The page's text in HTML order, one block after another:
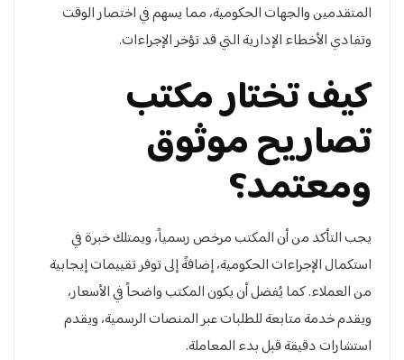
المتقدمين والجهات الحكومية، مما يسهم في اختصار الوقت
وتفادي الأخطاء الإدارية التي قد تؤخر الإجراءات.
كيف تختار مكتب
تصاريح موثوق
ومعتمد؟
يجب التأكد من أن المكتب مرخص رسمياً، ويمتلك خبرة في
استكمال الإجراءات الحكومية، إضافةً إلى توفر تقييمات إيجابية
من العملاء. كما يُفضل أن يكون المكتب واضحاً في الأسعار،
ويقدم خدمة متابعة للطلبات عبر المنصات الرسمية، ويقدم
استشارات دقيقة قبل بدء المعاملة.